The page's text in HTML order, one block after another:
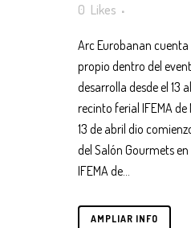
0 Likes
Arc Eurobanan
propio dentro del
desarrolla desde el 13
recinto ferial IFEMA
13 de abril dio
del Salón Gourmets
IFEMA de...
AMPLIAR INFO